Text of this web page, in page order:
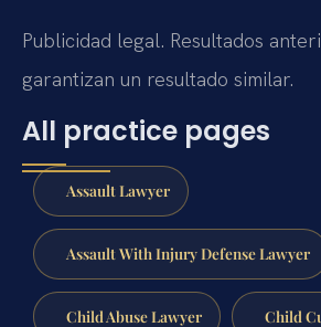
Publicidad legal. Resultados
garantizan un resultado similar.
All practice pages
Assault Lawyer
Assault With Injury Defense Lawyer
Child Abuse Lawyer Child